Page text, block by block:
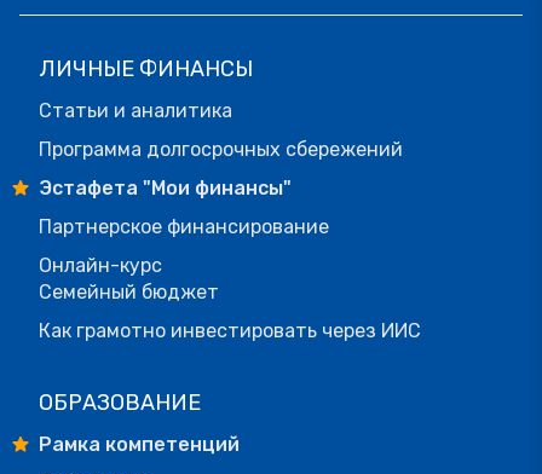
ЛИЧНЫЕ ФИНАНСЫ
Статьи и аналитика
Программа долгосрочных сбережений
Эстафета "Мои финансы"
Партнерское финансирование
Онлайн-курс
Семейный бюджет
Как грамотно инвестировать через ИИС
ОБРАЗОВАНИЕ
Рамка компетенций